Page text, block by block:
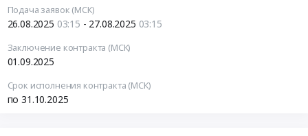
Подача заявок (МСК)
26.08.2025 03:15 - 27.08.2025 03:15
Заключение контракта (МСК)
01.09.2025
Срок исполнения контракта (МСК)
по 31.10.2025